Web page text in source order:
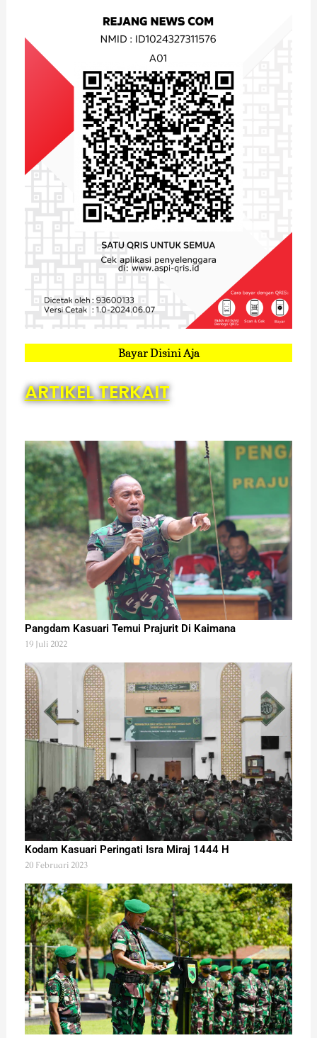
Bayar Disini Aja
ARTIKEL TERKAIT
Pangdam Kasuari Temui Prajurit Di Kaimana
19 Juli 2022
Kodam Kasuari Peringati Isra Miraj 1444 H
20 Februari 2023